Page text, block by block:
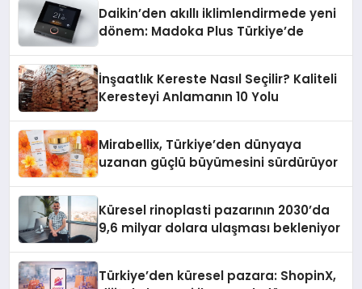
Daikin’den akıllı iklimlendirmede yeni
dönem: Madoka Plus Türkiye’de
İnşaatlık Kereste Nasıl Seçilir? Kaliteli
Keresteyi Anlamanın 10 Yolu
Mirabellix, Türkiye’den dünyaya
uzanan güçlü büyümesini sürdürüyor
Küresel rinoplasti pazarının 2030’da
9,6 milyar dolara ulaşması bekleniyor
Türkiye’den küresel pazara: ShopinX,